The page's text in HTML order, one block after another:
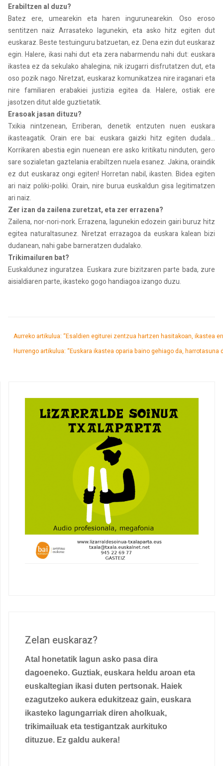
Erabiltzen al duzu?
Batez ere, umearekin eta haren ingurunearekin. Oso eroso
sentitzen naiz Arrasateko lagunekin, eta asko hitz egiten dut
euskaraz. Beste testuinguru batzuetan, ez. Dena ezin dut euskaraz
egin. Halere, ikasi nahi dut eta zera nabarmendu nahi dut: euskara
ikastea ez da sekulako ahalegina; nik izugarri disfrutatzen dut, eta
oso pozik nago. Niretzat, euskaraz komunikatzea nire iraganari eta
nire familiaren erabakiei justizia egitea da. Halere, ostiak ere
jasotzen ditut alde guztietatik.
Erasoak jasan dituzu?
Txikia nintzenean, Erriberan, denetik entzuten nuen euskara
ikasteagatik. Orain ere bai: euskara gaizki hitz egiten dudala…
Korrikaren abestia egin nuenean ere asko kritikatu ninduten, gero
sare sozialetan gaztelania erabiltzen nuela esanez. Jakina, oraindik
ez dut euskaraz ongi egiten! Horretan nabil, ikasten. Bidea egiten
ari naiz poliki-poliki. Orain, nire burua euskaldun gisa legitimatzen
ari naiz.
Zer izan da zailena zuretzat, eta zer errazena?
Zailena, nor-nori-nork. Errazena, lagunekin edozein gairi buruz hitz
egitea naturaltasunez. Niretzat errazagoa da euskara kalean bizi
dudanean, nahi gabe barneratzen dudalako.
Trikimailuren bat?
Euskaldunez inguratzea. Euskara zure bizitzaren parte bada, zure
aisialdiaren parte, ikasteko gogo handiagoa izango duzu.
Aurreko artikulua: “Esaldien egiturei zentzua hartzen hasitakoan, ikastea
Hurrengo artikulua: “Euskara ikastea oparia baino gehiago da, harrotasuna
Zelan euskaraz?
Atal honetatik lagun asko pasa dira
dagoeneko. Guztiak, euskara heldu aroan eta
euskaltegian ikasi duten pertsonak. Haiek
ezagutzeko aukera edukitzeaz gain, euskara
ikasteko lagungarriak diren aholkuak,
trikimailuak eta testigantzak aurkituko
dituzue. Ez galdu aukera!